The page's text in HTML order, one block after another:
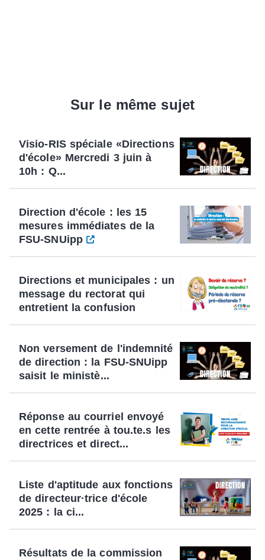
Sur le même sujet
Visio-RIS spéciale «Directions
d'école» Mercredi 3 juin à
10h : Q...
Direction d'école : les 15
mesures immédiates de la
FSU-SNUipp
Directions et municipales : un
message du rectorat qui
entretient la confusion
Non versement de l'indemnité
de direction : la FSU-SNUipp
saisit le ministè...
Réponse au courriel envoyé
en cette rentrée à tou.te.s les
directrices et direct...
Liste d'aptitude aux fonctions
de directeur·trice d'école
2025 : la ci...
Résultats de la commission